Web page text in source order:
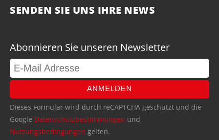
SENDEN SIE UNS IHRE NEWS
Abonnieren Sie unseren Newsletter
ANMELDEN
Dieses Formular wird durch reCAPTCHA geschützt und die
Google Datenschutzbestimmungen und
Nutzungsbedingungen gelten.